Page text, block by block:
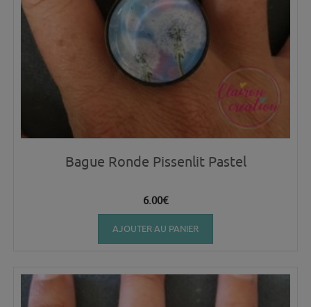
Bague Ronde Pissenlit Pastel
6.00€
AJOUTER AU PANIER